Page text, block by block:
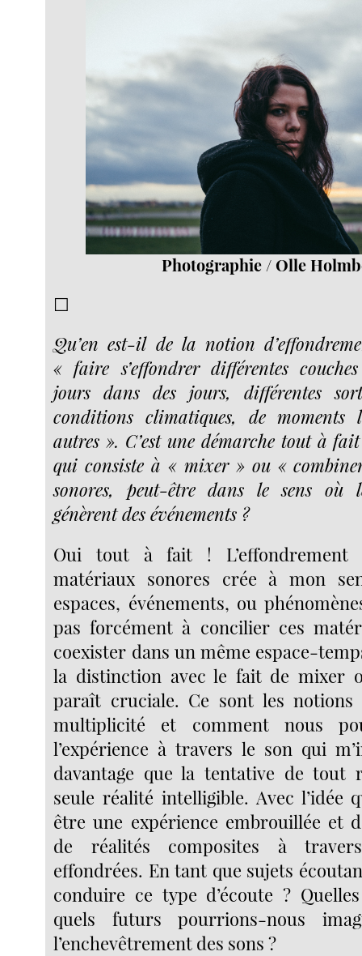
Photographie / Olle
☐
Qu’en est-il de la notion
« faire s’effondrer différentes
jours dans des jours, différentes
conditions climatiques, de moments
autres ». C’est une démarche tout à
qui consiste à « mixer » ou «
sonores, peut-être dans le sens où
génèrent des événements ?
Oui tout à fait ! L’effondrement
matériaux sonores crée à mon
espaces, événements, ou
pas forcément à concilier ces
coexister dans un même espace-
la distinction avec le fait de mixer
paraît cruciale. Ce sont les
multiplicité et comment nous
l’expérience à travers le son qui
davantage que la tentative de tout
seule réalité intelligible. Avec l’idée
être une expérience embrouillée et
de réalités composites à
effondrées. En tant que sujets
conduire ce type d’écoute ?
quels futurs pourrions-nous
l’enchevêtrement des sons ?